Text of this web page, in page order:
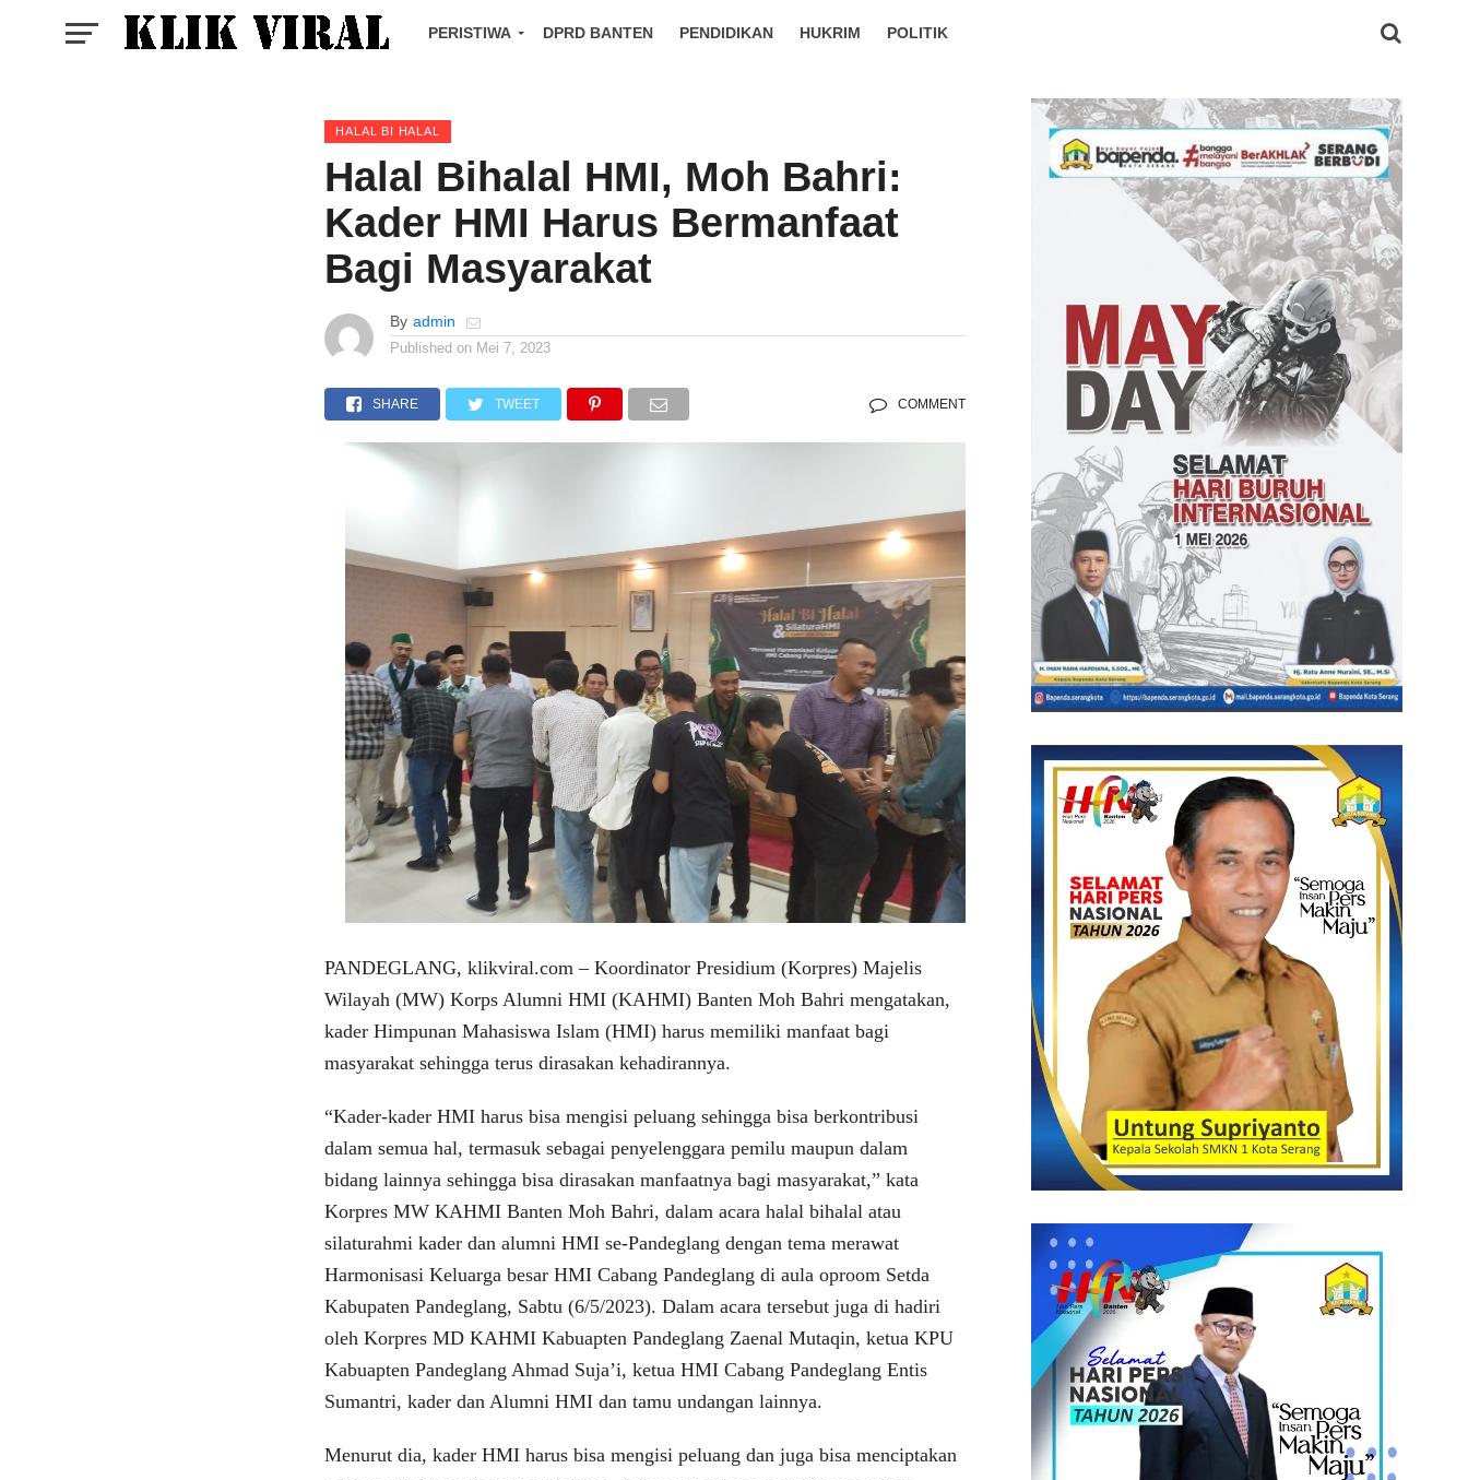
PERISTIWA DPRD BANTEN PENDIDIKAN HUKRIM POLITIK
HALAL BI HALAL
Halal Bihalal HMI, Moh Bahri:
Kader HMI Harus Bermanfaat
Bagi Masyarakat
By admin
Published on Mei 7, 2023
SHARE TWEET COMMENT
PANDEGLANG, klikviral.com – Koordinator Presidium (Korpres) Majelis
Wilayah (MW) Korps Alumni HMI (KAHMI) Banten Moh Bahri mengatakan,
kader Himpunan Mahasiswa Islam (HMI) harus memiliki manfaat bagi
masyarakat sehingga terus dirasakan kehadirannya.
“Kader-kader HMI harus bisa mengisi peluang sehingga bisa berkontribusi
dalam semua hal, termasuk sebagai penyelenggara pemilu maupun dalam
bidang lainnya sehingga bisa dirasakan manfaatnya bagi masyarakat,” kata
Korpres MW KAHMI Banten Moh Bahri, dalam acara halal bihalal atau
silaturahmi kader dan alumni HMI se-Pandeglang dengan tema merawat
Harmonisasi Keluarga besar HMI Cabang Pandeglang di aula oproom Setda
Kabupaten Pandeglang, Sabtu (6/5/2023). Dalam acara tersebut juga di hadiri
oleh Korpres MD KAHMI Kabuapten Pandeglang Zaenal Mutaqin, ketua KPU
Kabuapten Pandeglang Ahmad Suja’i, ketua HMI Cabang Pandeglang Entis
Sumantri, kader dan Alumni HMI dan tamu undangan lainnya.
Menurut dia, kader HMI harus bisa mengisi peluang dan juga bisa menciptakan